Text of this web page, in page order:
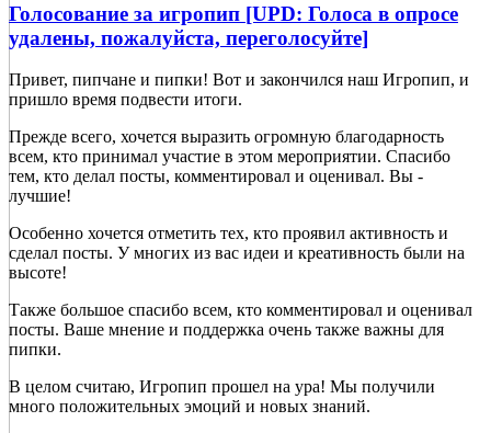
Голосование за игропип [UPD: Голоса в опросе
удалены, пожалуйста, переголосуйте]
Привет, пипчане и пипки! Вот и закончился наш Игропип, и
пришло время подвести итоги.
Прежде всего, хочется выразить огромную благодарность
всем, кто принимал участие в этом мероприятии. Спасибо
тем, кто делал посты, комментировал и оценивал. Вы -
лучшие!
Особенно хочется отметить тех, кто проявил активность и
сделал посты. У многих из вас идеи и креативность были на
высоте!
Также большое спасибо всем, кто комментировал и оценивал
посты. Ваше мнение и поддержка очень также важны для
пипки.
В целом считаю, Игропип прошел на ура! Мы получили
много положительных эмоций и новых знаний.